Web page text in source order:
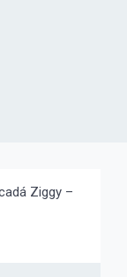
Ziggy –